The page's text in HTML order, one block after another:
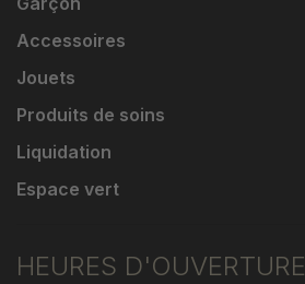
Accessoires
Jouets
Produits de soins
Liquidation
Espace vert
HEURES D'OUVERTURE